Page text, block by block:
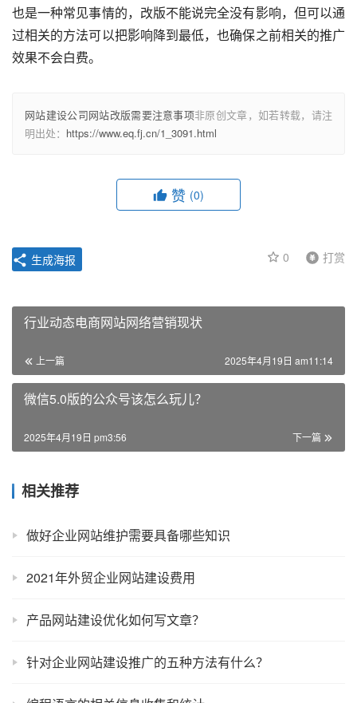
也是一种常见事情的，改版不能说完全没有影响，但可以通
过相关的方法可以把影响降到最低，也确保之前相关的推广
效果不会白费。
网站建设公司网站改版需要注意事项非原创文章，如若转载，请注
明出处： https://www.eq.fj.cn/1_3091.html
赞 (0)
0 打赏
生成海报
行业动态电商网站网络营销现状
上一篇 2025年4月19日 am11:14
微信5.0版的公众号该怎么玩儿？
下一篇
2025年4月19日 pm3:56
相关推荐
做好企业网站维护需要具备哪些知识
2021年外贸企业网站建设费用
产品网站建设优化如何写文章？
针对企业网站建设推广的五种方法有什么？